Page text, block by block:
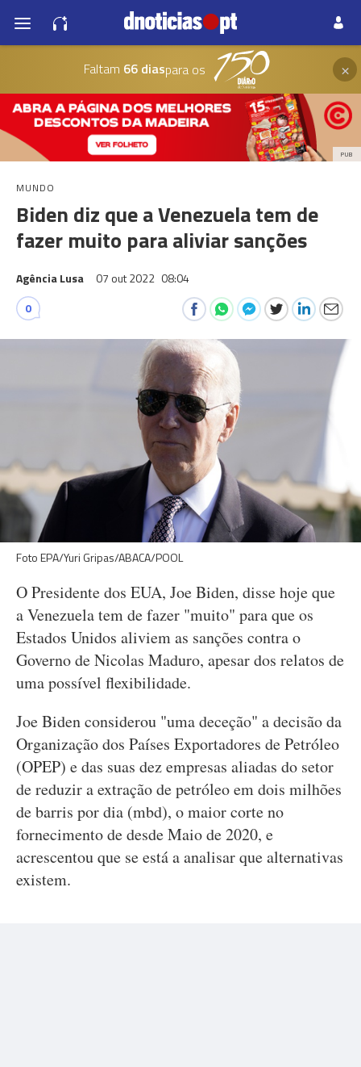
Faltam 66 diaspara os ×
PUB
MUNDO
Biden diz que a Venezuela tem de
fazer muito para aliviar sanções
Agência Lusa 07 out 2022 08:04
0
Foto EPA/Yuri Gripas/ABACA/POOL
O Presidente dos EUA, Joe Biden, disse hoje que
a Venezuela tem de fazer "muito" para que os
Estados Unidos aliviem as sanções contra o
Governo de Nicolas Maduro, apesar dos relatos de
uma possível flexibilidade.
Joe Biden considerou "uma deceção" a decisão da
Organização dos Países Exportadores de Petróleo
(OPEP) e das suas dez empresas aliadas do setor
de reduzir a extração de petróleo em dois milhões
de barris por dia (mbd), o maior corte no
fornecimento de desde Maio de 2020, e
acrescentou que se está a analisar que alternativas
existem.